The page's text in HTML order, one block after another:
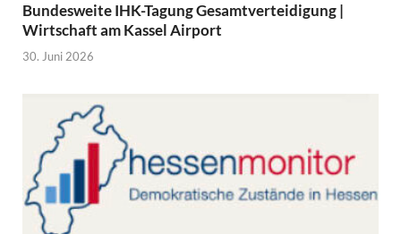
Bundesweite IHK-Tagung Gesamtverteidigung |
Wirtschaft am Kassel Airport
30. Juni 2026